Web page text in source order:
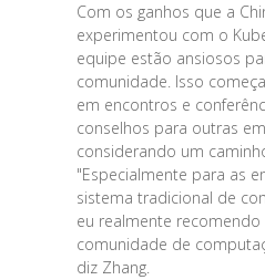
Com os ganhos que a
experimentou com o
equipe estão ansiosos
comunidade. Isso
em encontros e
conselhos para outras
considerando um
"Especialmente para as
sistema tradicional de
eu realmente
comunidade de
diz Zhang.